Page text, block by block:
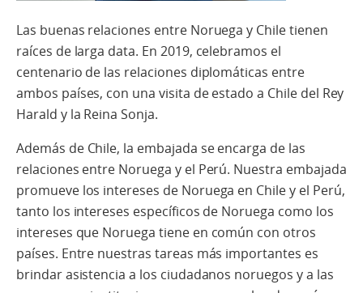
Las buenas relaciones entre Noruega y Chile tienen
raíces de larga data. En 2019, celebramos el
centenario de las relaciones diplomáticas entre
ambos países, con una visita de estado a Chile del Rey
Harald y la Reina Sonja.
Además de Chile, la embajada se encarga de las
relaciones entre Noruega y el Perú. Nuestra embajada
promueve los intereses de Noruega en Chile y el Perú,
tanto los intereses específicos de Noruega como los
intereses que Noruega tiene en común con otros
países. Entre nuestras tareas más importantes es
brindar asistencia a los ciudadanos noruegos y a las